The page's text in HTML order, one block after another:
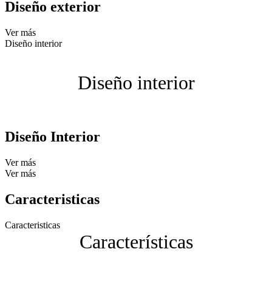
Diseño exterior
Ver más
Diseño interior
Diseño interior
Diseño Interior
Ver más
Ver más
Caracteristicas
Caracteristicas
Características